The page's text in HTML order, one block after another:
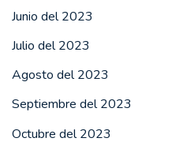
Junio del 2023
Julio del 2023
Agosto del 2023
Septiembre del 2023
Octubre del 2023